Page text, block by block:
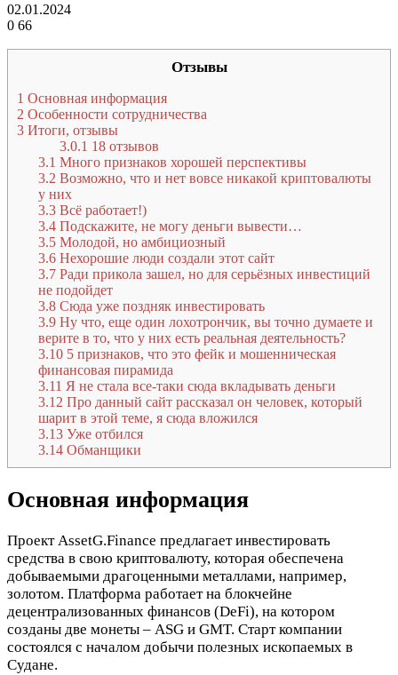
02.01.2024
0 66
Отзывы
1 Основная информация
2 Особенности сотрудничества
3 Итоги, отзывы
3.0.1 18 отзывов
3.1 Много признаков хорошей перспективы
3.2 Возможно, что и нет вовсе никакой криптовалюты
у них
3.3 Всё работает!)
3.4 Подскажите, не могу деньги вывести…
3.5 Молодой, но амбициозный
3.6 Нехорошие люди создали этот сайт
3.7 Ради прикола зашел, но для серьёзных инвестиций
не подойдет
3.8 Сюда уже поздняк инвестировать
3.9 Ну что, еще один лохотрончик, вы точно думаете и
верите в то, что у них есть реальная деятельность?
3.10 5 признаков, что это фейк и мошенническая
финансовая пирамида
3.11 Я не стала все-таки сюда вкладывать деньги
3.12 Про данный сайт рассказал он человек, который
шарит в этой теме, я сюда вложился
3.13 Уже отбился
3.14 Обманщики
Основная информация
Проект AssetG.Finance предлагает инвестировать
средства в свою криптовалюту, которая обеспечена
добываемыми драгоценными металлами, например,
золотом. Платформа работает на блокчейне
децентрализованных финансов (DeFi), на котором
созданы две монеты – ASG и GMT. Старт компании
состоялся с началом добычи полезных ископаемых в
Судане.